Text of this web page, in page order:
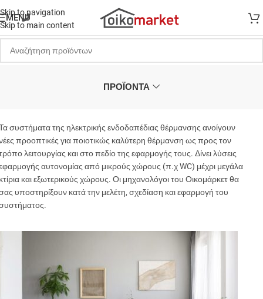
Skip to navigation
Skip to main content
MENU
ΠΡΟΪΟΝΤΑ
συστήματα της ηλεκτρικής ενδοδαπέδιας θέρμανσης ανοίγουν
προοπτικές για ποιοτικώς καλύτερη θέρμανση ως προς τον
λειτουργίας και στο πεδίο της εφαρμογής τους. Δίνει λύσεις
αυτονομίας από μικρούς χώρους (π.χ WC) μέχρι μεγάλα
και εξωτερικούς χώρους. Οι μηχανολόγοι του Οικομάρκετ θα
υποστηρίξουν κατά την μελέτη, σχεδίαση και εφαρμογή του